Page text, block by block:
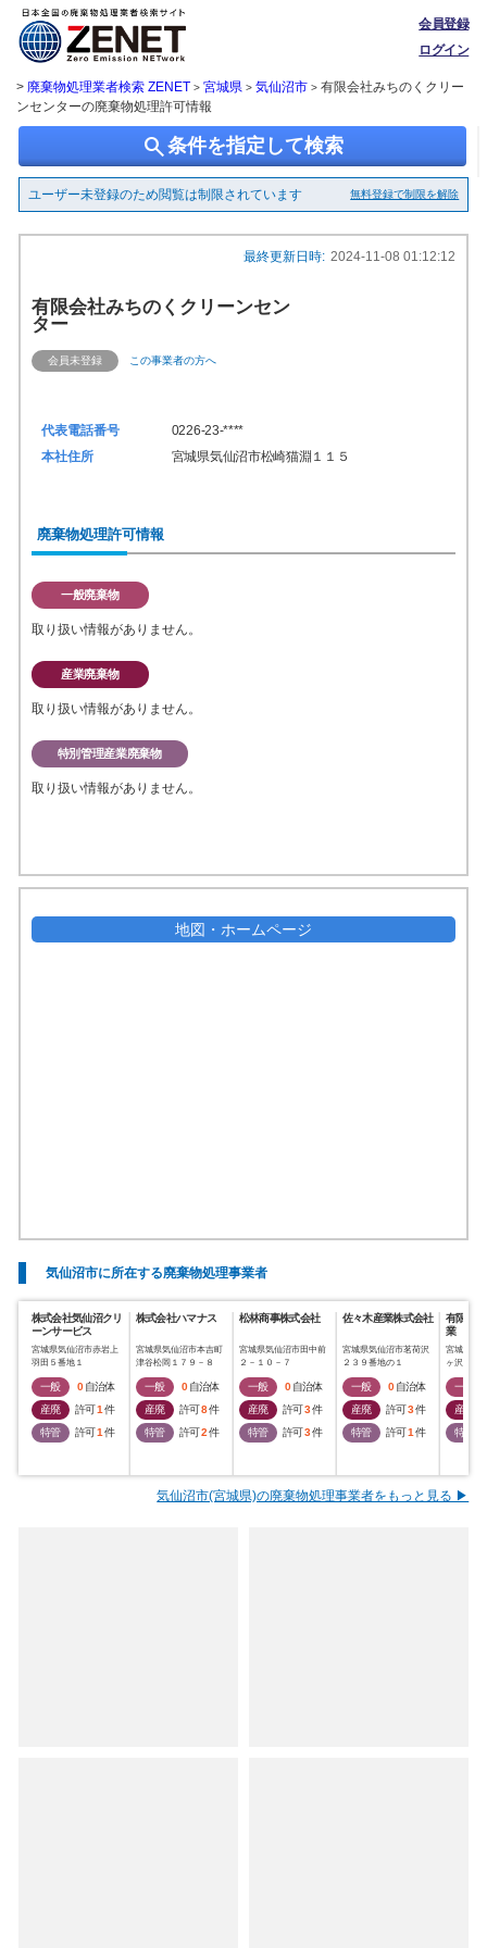
会員登録
ログイン
> 廃棄物処理業者検索 ZENET > 宮城県 > 気仙沼市> 有限会社みちのくクリー
ンセンターの廃棄物処理許可情報
search条件を指定して検索
ユーザー未登録のため閲覧は制限されています 無料登録で制限を解除
最終更新日時: 2024-11-08 01:12:12
有限会社みちのくクリーンセン
ター
会員未登録 この事業者の方へ
代表電話番号
0226-23-****
本社住所
宮城県気仙沼市松崎猫淵１１５
廃棄物処理許可情報
一般廃棄物
取り扱い情報がありません。
産業廃棄物
取り扱い情報がありません。
特別管理産業廃棄物
取り扱い情報がありません。
地図・ホームページ
気仙沼市に所在する廃棄物処理事業者
株式会社気仙沼クリ
ーンサービス
宮城県気仙沼市赤岩上
羽田５番地１
一般 0 自治体
産廃
許可1 件
特管
許可1 件
株式会社ハマナス
宮城県気仙沼市本吉町
津谷松岡１７９－８
一般 0 自治体
産廃
許可8件
特管
許可2 件
松林商事株式会社
宮城県気仙沼市田中前
２－１０－７
一般 0 自治体
産廃
許可3件
特管
許可3件
佐々木産業株式会社
宮城県気仙沼市茗荷沢
２３９番地の１
一般 0 自治体
産廃
許可3件
特管
許可1 件
有限会
業
宮城県気
ヶ沢５２
一般
産廃
特管
気仙沼市(宮城県)の廃棄物処理事業者をもっと見る ▶